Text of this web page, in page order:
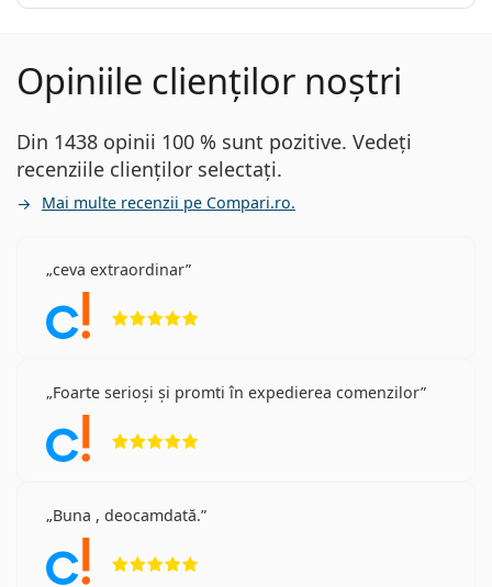
Opiniile clienților noștri
Din 1438 opinii 100 % sunt pozitive. Vedeți
recenziile clienților selectați.
Mai multe recenzii pe Compari.ro.
ceva extraordinar
Foarte serioși și promti în expedierea comenzilor
Buna , deocamdată.